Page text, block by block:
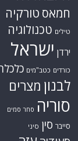
חמאס טורקיה
טילים טכנולוגיה
ירדן ישראל
כורדים כטב"מים
לבנון מצרים
סוריה סחר סמים
סייבר סין סיני